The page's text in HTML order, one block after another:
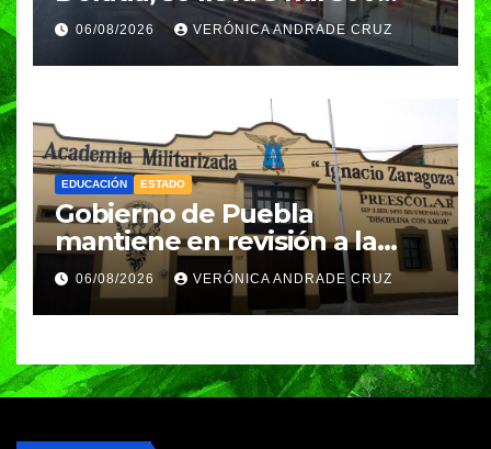
pesos
06/08/2026 VERÓNICA ANDRADE CRUZ
EDUCACIÓN ESTADO
Gobierno de Puebla
mantiene en revisión a la
Academia Militarizada para
seguir operando: Armenta
06/08/2026 VERÓNICA ANDRADE CRUZ